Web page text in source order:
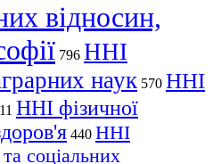
відносин,
796 ННІ
наук 570 ННІ
ННІ фізичної
440 ННІ
та соціальних